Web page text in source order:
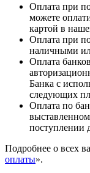
Оплата при
можете
картой в
Оплата при
наличными
Оплата
Банка с
следующих
Оплата по
поступлении
Подробнее о всех
оплаты».